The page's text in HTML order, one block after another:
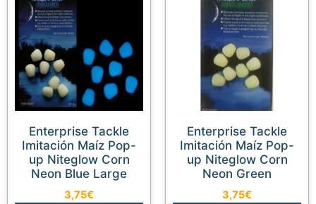
Enterprise Tackle
Imitación Maíz Pop-
up Niteglow Corn
Neon Blue Large
3,75€
Enterprise Tackle
Imitación Maíz Pop-
up Niteglow Corn
Neon Green
3,75€